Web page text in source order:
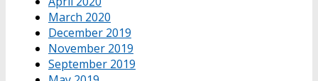
March 2020
December 2019
November 2019
September 2019